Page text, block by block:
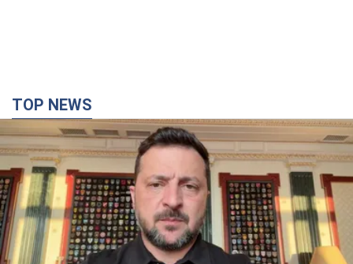
TOP NEWS